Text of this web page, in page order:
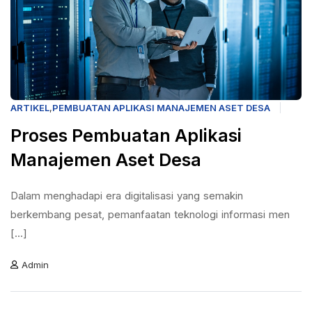
ARTIKEL,PEMBUATAN APLIKASI MANAJEMEN ASET DESA
Proses Pembuatan Aplikasi
Manajemen Aset Desa
Dalam menghadapi era digitalisasi yang semakin
berkembang pesat, pemanfaatan teknologi informasi men
[...]
Admin